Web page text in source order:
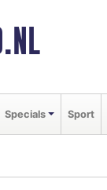
Specials Sport